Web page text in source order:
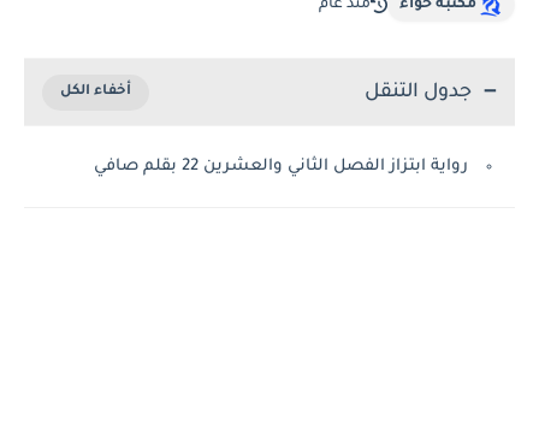
مكتبة حواء منذ عام
جدول التنقل
رواية ابتزاز الفصل الثاني والعشرين 22 بقلم صافي